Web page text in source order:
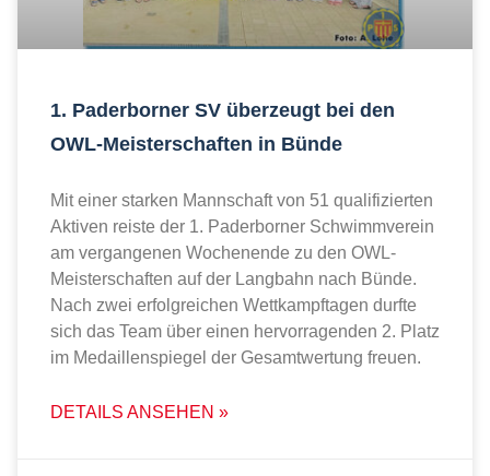
1. Paderborner SV überzeugt bei den
OWL-Meisterschaften in Bünde
Mit einer starken Mannschaft von 51 qualifizierten
Aktiven reiste der 1. Paderborner Schwimmverein
am vergangenen Wochenende zu den OWL-
Meisterschaften auf der Langbahn nach Bünde.
Nach zwei erfolgreichen Wettkampftagen durfte
sich das Team über einen hervorragenden 2. Platz
im Medaillenspiegel der Gesamtwertung freuen.
DETAILS ANSEHEN »